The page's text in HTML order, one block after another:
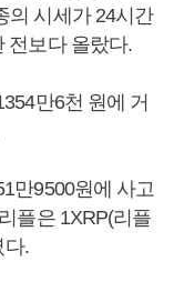
의 시세가 24시간
전보다 올랐다.
만6천 원에 거
만9500원에 사고
플은 1XRP(리플
다.